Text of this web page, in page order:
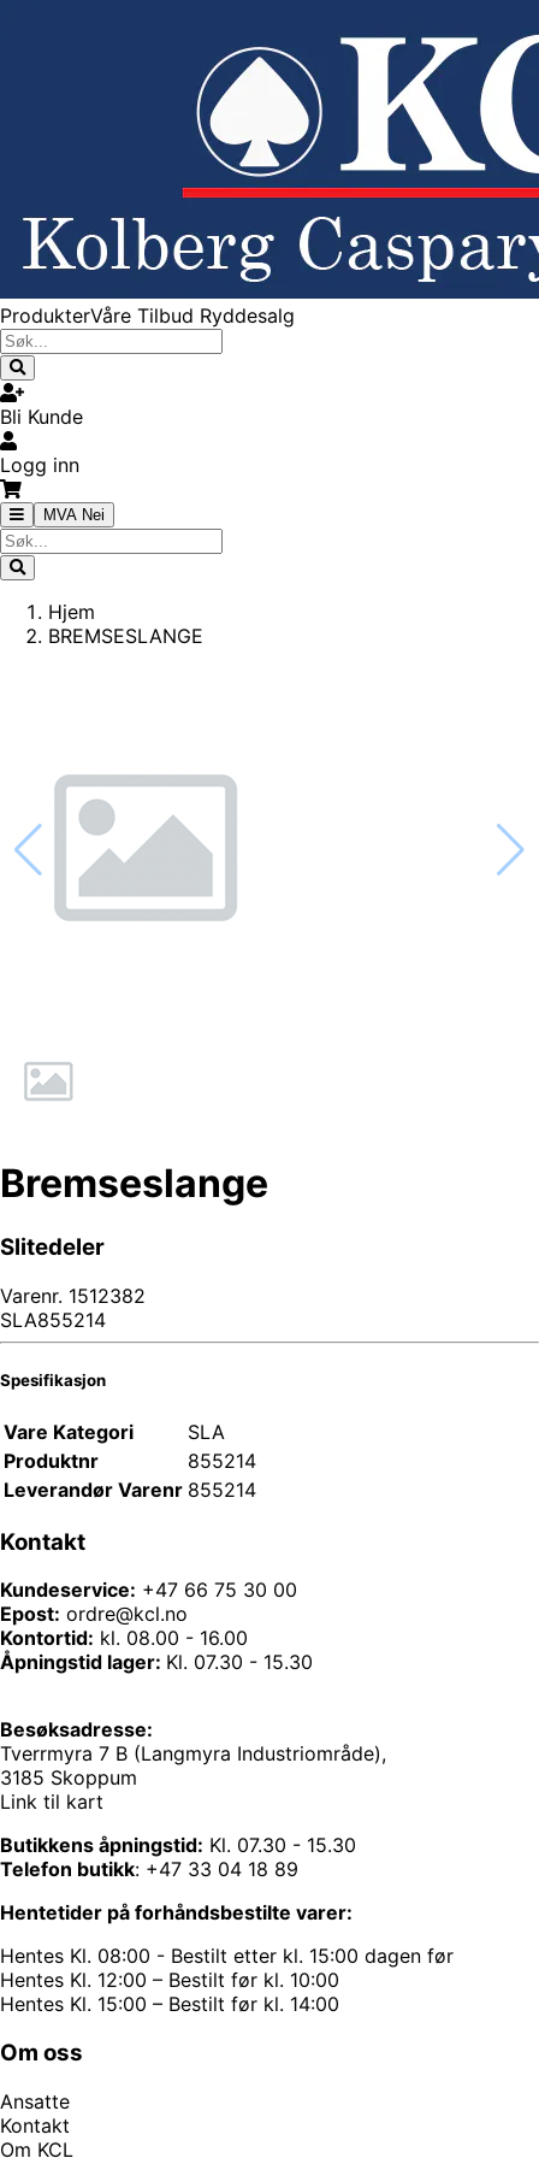
ProdukterVåre Tilbud Ryddesalg
Bli Kunde
Logg inn
MVA Nei
Hjem
BREMSESLANGE
Bremseslange
Slitedeler
Varenr. 1512382
SLA855214
Spesifikasjon
Vare Kategori
SLA
Produktnr
855214
Leverandør Varenr 855214
Kontakt
Kundeservice: +47 66 75 30 00
Epost: ordre@kcl.no
Kontortid: kl. 08.00 - 16.00
Åpningstid lager: Kl. 07.30 - 15.30
Besøksadresse:
Tverrmyra 7 B (Langmyra Industriområde),
3185 Skoppum
Link til kart
Butikkens åpningstid: Kl. 07.30 - 15.30
Telefon butikk: +47 33 04 18 89
Hentetider på forhåndsbestilte varer:
Hentes Kl. 08:00 - Bestilt etter kl. 15:00 dagen før
Hentes Kl. 12:00 – Bestilt før kl. 10:00
Hentes Kl. 15:00 – Bestilt før kl. 14:00
Om oss
Ansatte
Kontakt
Om KCL